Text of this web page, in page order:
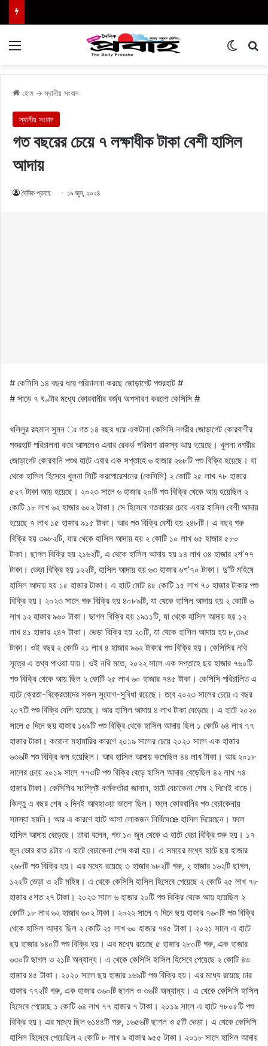
হোম → স্থানীয় সংবাদ
স্থানীয় সংবাদ
গত বছরের চেয়ে ৭ লক্ষাধীক টাকা বেশী হাসিল
আদায়
দৈনিক প্রবাহ ১৯ জুন, ২০২৪
# কেসিসি ১৪ বছর ধরে পরিচালনা করছে জোড়াগেট পশুরহাট #
# সাড়ে ৭ ঘণ্টার মধ্যে কোরবানীর বর্জ্য অপসারণ করলো কেসিসি #
খলিলুর রহমান সুমন ঃ গত ১৪ বছর ধরে একটানা কেসিসি নগরীর জোড়াগেট কোরবাণীর
পশুরহাট পরিচালনা করে আসলেও এবার রেকর্ড পরিমাণ রাজস্ব আয় হয়েছে। খুলনা নগরীর
জোড়াগেট কোরবানি পশুর হাটে এবার এক সপ্তাহে ৬ হাজার ২৬৮টি পশু বিক্রি হয়েছে। যা
থেকে হাসিল হিসেবে খুলনা সিটি করপোরেশনের (কেসিসি) ২ কোটি ২৫ লাখ ৭৮ হাজার
৫২৭ টাকা আয় হয়েছে। ২০২৩ সালে ৬ হাজার ২০টি পশু বিক্রি থেকে আয় হয়েছিল ২
কোটি ১৮ লাখ ৬২ হাজার ৬০২ টাকা। সে হিসেবে গতবারের চেয়ে এবার হাসিল বেশী আদায়
হয়েছে ৭ লাখ ১৫ হাজার ৯১৫ টাকা। আর পশু বিক্রি বেশী হয় ২৪৮টি। এ বছর গরু
বিক্রি হয় ৩৯৮২টি, যার থেকে হাসিল আদায় হয় ২ কোটি ১০ লাখ ৬৫ হাজার ৫৮০
টাকা। ছাগল বিক্রি হয় ২১৬২টি, এ থেকে হাসিল আদায় হয় ১৪ লাখ ৩৪ হাজার ২শ’৭৭
টাকা। ভেড়া বিক্রি হয় ১২২টি, হাসিল আদায় হয় ৬৩ হাজার ৬শ’৭০ টাকা। দু’টি মহিষে
হাসিল আদায় হয় ১৫ হাজার টাকা। এ হাটে মোট ৪৫ কোটি ১৫ লাখ ৭০ হাজার টাকার পশু
বিক্রি হয়। ২০২৩ সালে গরু বিক্রি হয় ৪০৮৯টি, যা থেকে হাসিল আদায় হয় ২ কোটি ৬
লাখ ১২ হাজার ৯৬০ টাকা। ছাগল বিক্রি হয় ১৯১১টি, যা থেকে হাসিল আদায় হয় ১২
লাখ ৪১ হাজার ২৪৭ টাকা। ভেড়া বিক্রি হয় ২০টি, যা থেকে হাসিল আদায় হয় ৮,৩৯৫
টাকা। ওই বছর ২ কোটি ২১ লাখ ৪ হাজার ৯৬২ টাকার পশু বিক্রি হয়। কেসিসির নথি
সূত্রে এ তথ্য পাওয়া যায়। ওই নথি মতে, ২০২২ সালে এক সপ্তাহে ছয় হাজার ৭৬০টি
পশু বিক্রি থেকে আয় ছিল ২ কোটি ২৫ লাখ ৬০ হাজার ৭৪৫ টাকা। কেসিসি পরিচালিত এ
হাটে ক্রেতা-বিক্রেতাদের সকল সুযোগ-সুবিধা রয়েছে। তবে ২০২৩ সালের চেয়ে এ বছর
২০৭টি পশু বিক্রি বেশি হয়েছে। আর হাসিল আদায় ৪ লাখ টাকা বেড়েছে। এ হাটে ২০২০
সালে ৫ দিনে ছয় হাজার ১৬৯টি পশু বিক্রি থেকে হাসিল আদায় ছিল ১ কোটি ৬৪ লাখ ৭৭
হাজার টাকা। করোনা মহামারির কারণে ২০১৯ সালের চেয়ে ২০২০ সালে এক হাজার
৬৩৬টি পশু বিক্রি কম হয়েছিল। আর হাসিল আদায় কমেছিল ৪৪ লাখ টাকা। আর ২০১৮
সালের চেয়ে ২০১৯ সালে ৭৭৩টি পশু বিক্রি বেড়ে হাসিল আদায় বেড়েছিল ৪২ লাখ ৭৪
হাজার টাকা। কেসিসির সংশ্লিষ্ট কর্মকর্তারা জানান, হাটে বেচাকেনা শেষ ২ দিনেই বাড়ে।
কিন্তু এ বছর শেষ ২ দিনই আবহাওয়া ভালো ছিল। ফলে কোরবানির পশু বেচাকেনায়
সমস্যা হয়নি। আর এ কারণে হাটে আসা লোকজন নির্বিঘেœ হাসিল দিয়েছেন। ফলে
হাসিল আদায় বেড়েছে। তারা বলেন, গত ১০ জুন থেকে এ হাটে বেচা বিক্রি শুরু হয়। ১৭
জুন ভোর রাত ৪টায় এ হাটে বেচাকেনা শেষ করা হয়। এ সময়ের মধ্যে হাটে ছয় হাজার
২৬৮টি পশু বিক্রি হয়। এর মধ্যে রয়েছে ৩ হাজার ৯৮২টি গরু, ২ হাজার ১৬২টি ছাগল,
১২২টি ভেড়া ও ২টি মহিষ। এ থেকে কেসিসি হাসিল হিসেবে পেয়েছে ২ কোটি ২৫ লাখ ৭৮
হাজার ৫শত ২৭ টাকা। ২০২৩ সালে ৬ হাজার ২০টি পশু বিক্রি থেকে আয় হয়েছিল ২
কোটি ১৮ লাখ ৬২ হাজার ৬০২ টাকা। ২০২২ সালে ৭ দিনে ছয় হাজার ৭৬০টি পশু বিক্রি
থেকে হাসিল আদায় ছিল ২ কোটি ২৫ লাখ ৬০ হাজার ৭৪৫ টাকা। ২০২১ সালে এ হাটে
ছয় হাজার ৯৪০টি পশু বিক্রি হয়। এর মধ্যে রয়েছে ৫ হাজার ২৮০টি গরু, এক হাজার
৬৩০টি ছাগল ও ২১টি অন্যান্য। এ থেকে কেসিসি হাসিল হিসেবে পেয়েছে ২ কোটি ৪৩
হাজার ৪৫ টাকা। ২০২০ সালে ছয় হাজার ১৬৯টি পশু বিক্রি হয়। এর মধ্যে রয়েছে চার
হাজার ৭৭২টি গরু, এক হাজার ৩৬০টি ছাগল ও ৩৬টি অন্যান্য। এ থেকে কেসিসি হাসিল
হিসেবে পেয়েছে ১ কোটি ৬৪ লাখ ৭৭ হাজার ৭ টাকা। ২০১৯ সালে এ হাটে ৭৮০৫টি পশু
বিক্রি হয়। এর মধ্যে ছিল ৬১৪৪টি গরু, ১৬৫৬টি ছাগল ও ৫টি ভেড়া। এ থেকে কেসিসি
হাসিল হিসেবে পেয়েছিল ২ কোটি ৮ লাখ ৯ হাজার ৯৫৫ টাকা। ২০১৮ সালে হাসিল আদায়